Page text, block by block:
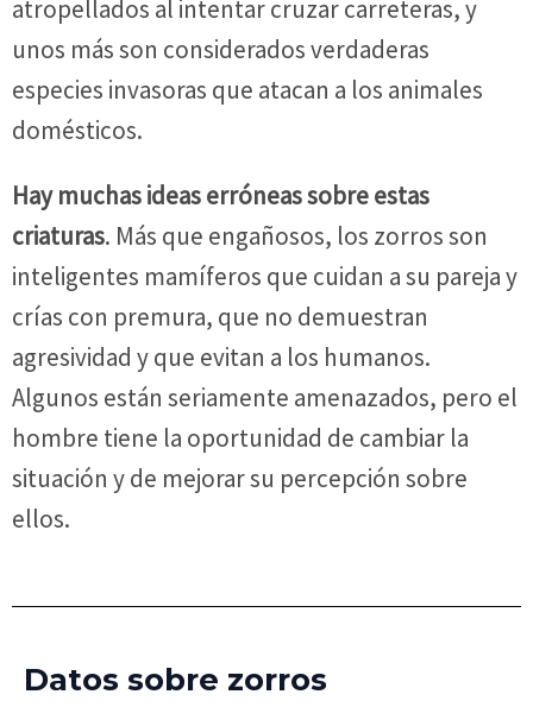
atropellados al intentar cruzar carreteras, y
unos más son considerados verdaderas
especies invasoras que atacan a los animales
domésticos.
Hay muchas ideas erróneas sobre estas
criaturas. Más que engañosos, los zorros son
inteligentes mamíferos que cuidan a su pareja y
crías con premura, que no demuestran
agresividad y que evitan a los humanos.
Algunos están seriamente amenazados, pero el
hombre tiene la oportunidad de cambiar la
situación y de mejorar su percepción sobre
ellos.
Datos sobre zorros